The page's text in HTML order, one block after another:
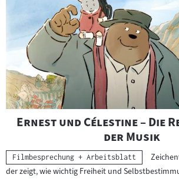
a
t
e
r
i
a
l
"
Ernest und Célestine – Die
der Musik"
Kategorie:
Filmbesprechung + Arbeitsblatt
der zeigt, wie wichtig Freiheit und